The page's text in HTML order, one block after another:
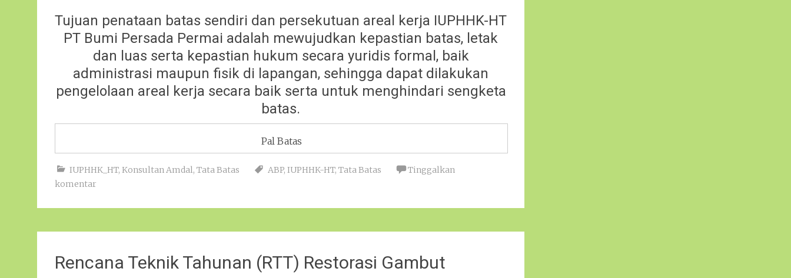
Tujuan penataan batas sendiri dan persekutuan areal kerja IUPHHK-HT
PT Bumi Persada Permai adalah mewujudkan kepastian batas, letak
dan luas serta kepastian hukum secara yuridis formal, baik
administrasi maupun fisik di lapangan, sehingga dapat dilakukan
pengelolaan areal kerja secara baik serta untuk menghindari sengketa
batas.
Pal Batas
IUPHHK_HT, Konsultan Amdal, Tata Batas ABP, IUPHHK-HT, Tata Batas
Tinggalkan
komentar
Rencana Teknik Tahunan (RTT) Restorasi Gambut